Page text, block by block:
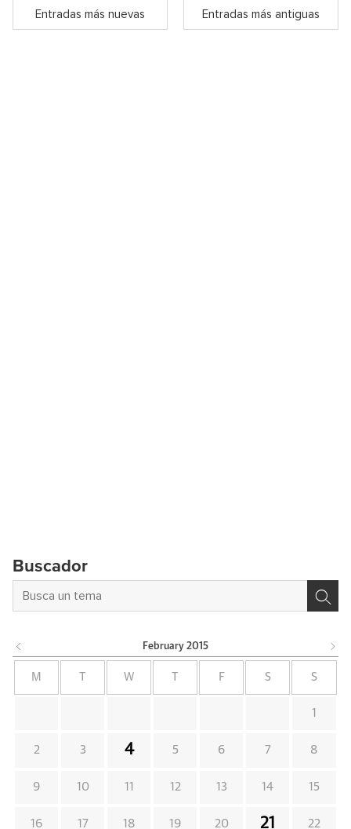
Entradas más nuevas Entradas más antiguas
Buscador
February 2015
M W F S S
1
2 3 4 5 6 7 8
9 10 11 12 13 14 15
16 17 18 19 20 21 22